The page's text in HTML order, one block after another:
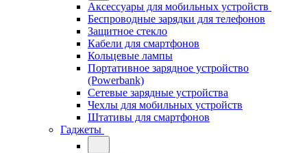
Аксессуары для мобильных устройств
Беспроводные зарядки для телефонов
Защитное стекло
Кабели для смартфонов
Кольцевые лампы
Портативное зарядное устройство
(Powerbank)
Сетевые зарядные устройства
Чехлы для мобильных устройств
Штативы для смартфонов
Гаджеты